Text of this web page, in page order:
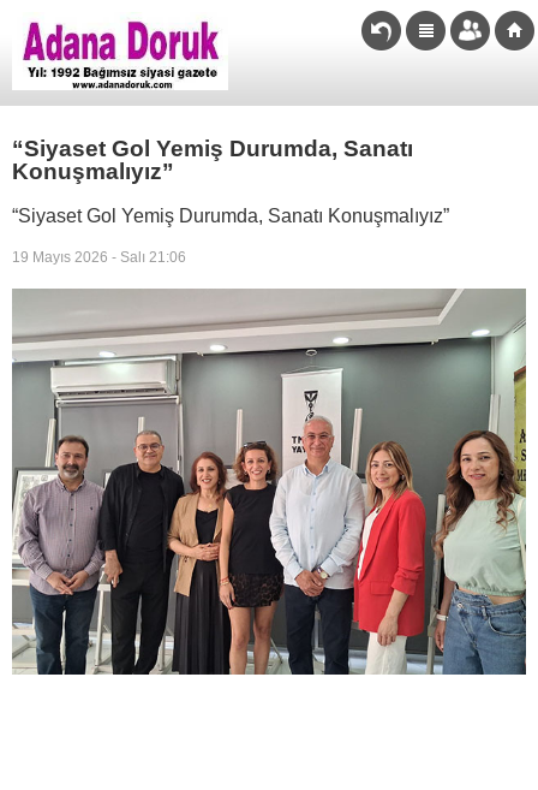
“Siyaset Gol Yemiş Durumda, Sanatı
Konuşmalıyız”
“Siyaset Gol Yemiş Durumda, Sanatı Konuşmalıyız”
19 Mayıs 2026 - Salı 21:06